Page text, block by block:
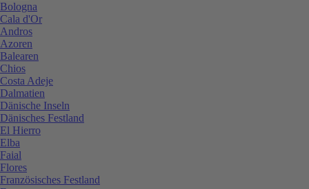
Bologna
Cala d'Or
Andros
Azoren
Balearen
Chios
Costa Adeje
Dalmatien
Dänische Inseln
Dänisches Festland
El Hierro
Elba
Faial
Flores
Französisches Festland